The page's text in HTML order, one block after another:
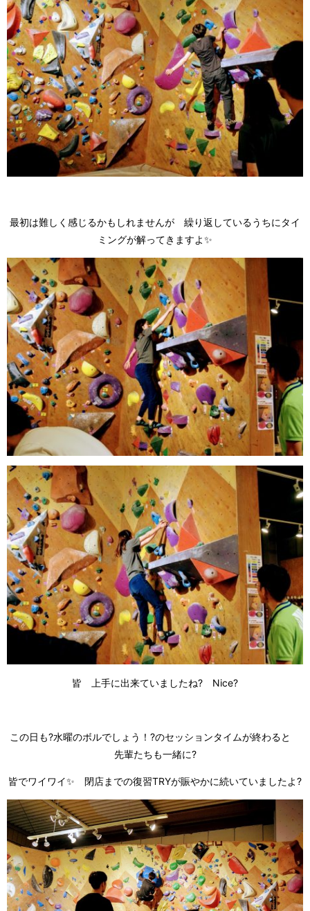
最初は難しく感じるかもしれませんが 繰り返しているうちにタイ
ミングが解ってきますよ✨
皆 上手に出来ていましたね? Nice?
この日も?水曜のボルでしょう！?のセッションタイムが終わると
先輩たちも一緒に?
皆でワイワイ✨ 閉店までの復習TRYが賑やかに続いていましたよ?